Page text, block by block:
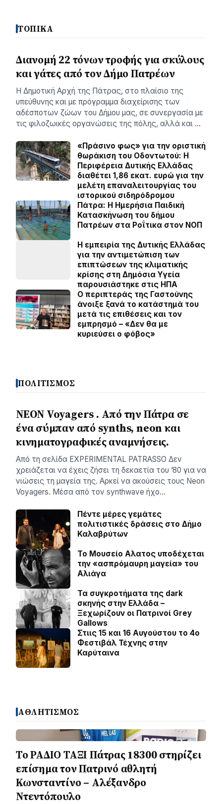
ΤΟΠΙΚΑ
Διανομή 22 τόνων τροφής για σκύλους
και γάτες από τον Δήμο Πατρέων
Η Δημοτική Αρχή της Πάτρας, στο πλαίσιο της
υπεύθυνης και με πρόγραμμα διαχείρισης των
αδέσποτων ζώων του Δήμου μας, σε συνεργασία με
τις φιλοζωικές οργανώσεις της πόλης, αλλά και …
«Πράσινο φως» για την οριστική
θωράκιση του Οδοντωτού: Η
Περιφέρεια Δυτικής Ελλάδας
διαθέτει 1,86 εκατ. ευρώ για την
μελέτη επαναλειτουργίας του
ιστορικού σιδηρόδρομου
Πάτρα: Η Ημερήσια Παιδική
Κατασκήνωση του δήμου
Πατρέων στα Ροΐτικα στον ΝΟΠ
Η εμπειρία της Δυτικής Ελλάδας
για την αντιμετώπιση των
επιπτώσεων της κλιματικής
κρίσης στη Δημόσια Υγεία
παρουσιάστηκε στις ΗΠΑ
Ο περιπτεράς της Γαστούνης
άνοιξε ξανά το κατάστημά του
μετά τις επιθέσεις και τον
εμπρησμό – «Δεν θα με
κυριεύσει ο φόβος»
ΠΟΛΙΤΙΣΜΟΣ
NEON Voyagers . Από την Πάτρα σε
ένα σύμπαν από synths, neon και
κινηματογραφικές αναμνήσεις.
Aπό τη σελίδα ΕXPERIMENTAL PATRASSO Δεν
χρειάζεται να έχεις ζήσει τη δεκαετία του ’80 για να
νιώσεις τη μαγεία της. Αρκεί να ακούσεις τους Neon
Voyagers. Μέσα από τον synthwave ήχο…
Πέντε μέρες γεμάτες
πολιτιστικές δράσεις στο Δήμο
Καλαβρύτων
Το Μουσείο Αλατος υποδέχεται
την «ασπρόμαυρη μαγεία» του
Αλιάγα
Τα συγκροτήματα της dark
σκηνής στην Ελλάδα –
Ξεχωρίζουν οι Πατρινοί Grey
Gallows
Στιις 15 και 16 Αυγούστου το 4ο
Φεστιβάλ Τέχνης στην
Καρύταινα
ΑΘΛΗΤΙΣΜΟΣ
Το ΡΑΔΙΟ ΤΑΞΙ Πάτρας 18300 στηρίζει
επίσημα τον Πατρινό αθλητή
Κωνσταντίνο – Αλέξανδρο
Ντεντόπουλο